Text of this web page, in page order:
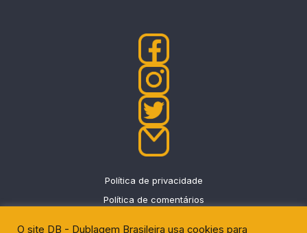
Política de privacidade
Política de comentários
O site DB - Dublagem Brasileira usa cookies para